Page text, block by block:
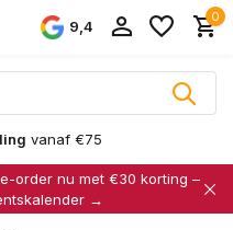
9,4
0
vanaf €75
order nu met €30 korting –
→